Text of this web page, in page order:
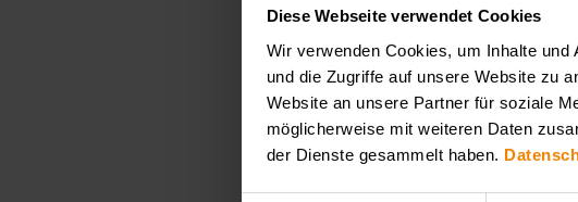
Diese Webseite verwendet Cookies
Wir verwenden Cookies, um Inhalte
und die Zugriffe auf unsere Website zu
Website an unsere Partner für soziale
möglicherweise mit weiteren Daten
der Dienste gesammelt haben.